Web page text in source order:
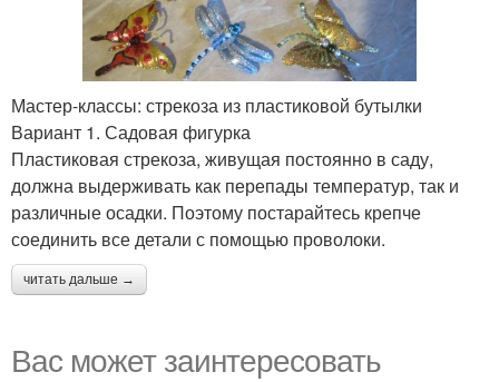
Мастер-классы: стрекоза из пластиковой бутылки
Вариант 1. Садовая фигурка
Пластиковая стрекоза, живущая постоянно в саду,
должна выдерживать как перепады температур, так и
различные осадки. Поэтому постарайтесь крепче
соединить все детали с помощью проволоки.
читать дальше →
Вас может заинтересовать